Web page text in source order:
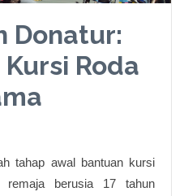
Donatur:
Roda
tahap awal bantuan kursi
remaja berusia 17 tahun